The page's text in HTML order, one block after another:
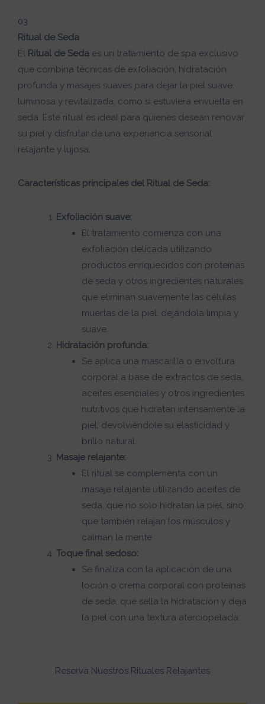
03
Ritual de Seda
El Ritual de Seda es un tratamiento de spa exclusivo
que combina técnicas de exfoliación, hidratación
profunda y masajes suaves para dejar la piel suave,
luminosa y revitalizada, como si estuviera envuelta en
seda. Este ritual es ideal para quienes desean renovar
su piel y disfrutar de una experiencia sensorial
relajante y lujosa.
Características principales del Ritual de Seda:
Exfoliación suave:
El tratamiento comienza con una
exfoliación delicada utilizando
productos enriquecidos con proteínas
de seda y otros ingredientes naturales
que eliminan suavemente las células
muertas de la piel, dejándola limpia y
suave.
Hidratación profunda:
Se aplica una mascarilla o envoltura
corporal a base de extractos de seda,
aceites esenciales y otros ingredientes
nutritivos que hidratan intensamente la
piel, devolviéndole su elasticidad y
brillo natural.
Masaje relajante:
El ritual se complementa con un
masaje relajante utilizando aceites de
seda, que no solo hidratan la piel, sino
que también relajan los músculos y
calman la mente.
Toque final sedoso:
Se finaliza con la aplicación de una
loción o crema corporal con proteínas
de seda, que sella la hidratación y deja
la piel con una textura aterciopelada.
Reserva Nuestros Rituales Relajantes